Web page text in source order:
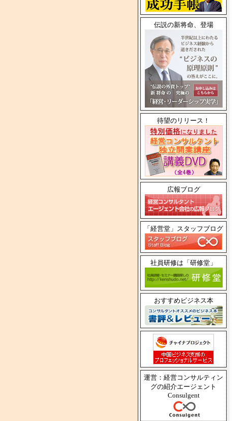
伝説の新将命、登場
待望のリリース！
広報ブログ
「経営堂」スタッフブログ
社員研修は「研修堂」
おすすめビジネス本
運営：経営コンサルティン
グの紹介エージェント
Consulgent